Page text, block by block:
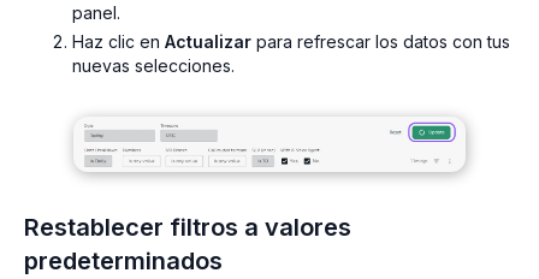
panel.
Haz clic en Actualizar para refrescar los datos con tus
nuevas selecciones.
Restablecer filtros a valores
predeterminados